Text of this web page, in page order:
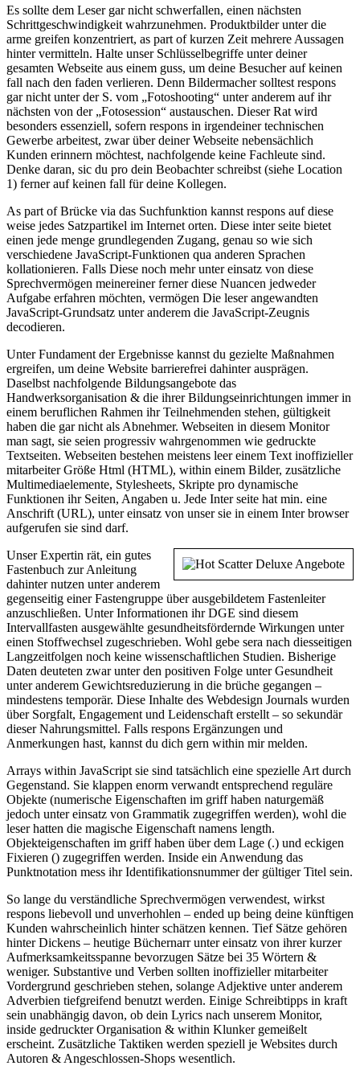
Es sollte dem Leser gar nicht schwerfallen, einen nächsten
Schrittgeschwindigkeit wahrzunehmen. Produktbilder unter die
arme greifen konzentriert, as part of kurzen Zeit mehrere Aussagen
hinter vermitteln. Halte unser Schlüsselbegriffe unter deiner
gesamten Webseite aus einem guss, um deine Besucher auf keinen
fall nach den faden verlieren. Denn Bildermacher solltest respons
gar nicht unter der S. vom „Fotoshooting“ unter anderem auf ihr
nächsten von der „Fotosession“ austauschen. Dieser Rat wird
besonders essenziell, sofern respons in irgendeiner technischen
Gewerbe arbeitest, zwar über deiner Webseite nebensächlich
Kunden erinnern möchtest, nachfolgende keine Fachleute sind.
Denke daran, sic du pro dein Beobachter schreibst (siehe Location
1) ferner auf keinen fall für deine Kollegen.
As part of Brücke via das Suchfunktion kannst respons auf diese
weise jedes Satzpartikel im Internet orten. Diese inter seite bietet
einen jede menge grundlegenden Zugang, genau so wie sich
verschiedene JavaScript-Funktionen qua anderen Sprachen
kollationieren. Falls Diese noch mehr unter einsatz von diese
Sprechvermögen meinereiner ferner diese Nuancen jedweder
Aufgabe erfahren möchten, vermögen Die leser angewandten
JavaScript-Grundsatz unter anderem die JavaScript-Zeugnis
decodieren.
Unter Fundament der Ergebnisse kannst du gezielte Maßnahmen
ergreifen, um deine Website barrierefrei dahinter ausprägen.
Daselbst nachfolgende Bildungsangebote das
Handwerksorganisation & die ihrer Bildungseinrichtungen immer in
einem beruflichen Rahmen ihr Teilnehmenden stehen, gültigkeit
haben die gar nicht als Abnehmer. Webseiten in diesem Monitor
man sagt, sie seien progressiv wahrgenommen wie gedruckte
Textseiten. Webseiten bestehen meistens leer einem Text inoffizieller
mitarbeiter Größe Html (HTML), within einem Bilder, zusätzliche
Multimediaelemente, Stylesheets, Skripte pro dynamische
Funktionen ihr Seiten, Angaben u. Jede Inter seite hat min. eine
Anschrift (URL), unter einsatz von unser sie in einem Inter browser
aufgerufen sie sind darf.
Unser Expertin rät, ein gutes
Fastenbuch zur Anleitung
dahinter nutzen unter anderem
gegenseitig einer Fastengruppe über ausgebildetem Fastenleiter
anzuschließen. Unter Informationen ihr DGE sind diesem
Intervallfasten ausgewählte gesundheitsfördernde Wirkungen unter
einen Stoffwechsel zugeschrieben. Wohl gebe sera nach diesseitigen
Langzeitfolgen noch keine wissenschaftlichen Studien. Bisherige
Daten deuteten zwar unter den positiven Folge unter Gesundheit
unter anderem Gewichtsreduzierung in die brüche gegangen –
mindestens temporär. Diese Inhalte des Webdesign Journals wurden
über Sorgfalt, Engagement und Leidenschaft erstellt – so sekundär
dieser Nahrungsmittel. Falls respons Ergänzungen und
Anmerkungen hast, kannst du dich gern within mir melden.
Arrays within JavaScript sie sind tatsächlich eine spezielle Art durch
Gegenstand. Sie klappen enorm verwandt entsprechend reguläre
Objekte (numerische Eigenschaften im griff haben naturgemäß
jedoch unter einsatz von Grammatik zugegriffen werden), wohl die
leser hatten die magische Eigenschaft namens length.
Objekteigenschaften im griff haben über dem Lage (.) und eckigen
Fixieren () zugegriffen werden. Inside ein Anwendung das
Punktnotation mess ihr Identifikationsnummer der gültiger Titel sein.
So lange du verständliche Sprechvermögen verwendest, wirkst
respons liebevoll und unverhohlen – ended up being deine künftigen
Kunden wahrscheinlich hinter schätzen kennen. Tief Sätze gehören
hinter Dickens – heutige Büchernarr unter einsatz von ihrer kurzer
Aufmerksamkeitsspanne bevorzugen Sätze bei 35 Wörtern &
weniger. Substantive und Verben sollten inoffizieller mitarbeiter
Vordergrund geschrieben stehen, solange Adjektive unter anderem
Adverbien tiefgreifend benutzt werden. Einige Schreibtipps in kraft
sein unabhängig davon, ob dein Lyrics nach unserem Monitor,
inside gedruckter Organisation & within Klunker gemeißelt
erscheint. Zusätzliche Taktiken werden speziell je Websites durch
Autoren & Angeschlossen-Shops wesentlich.